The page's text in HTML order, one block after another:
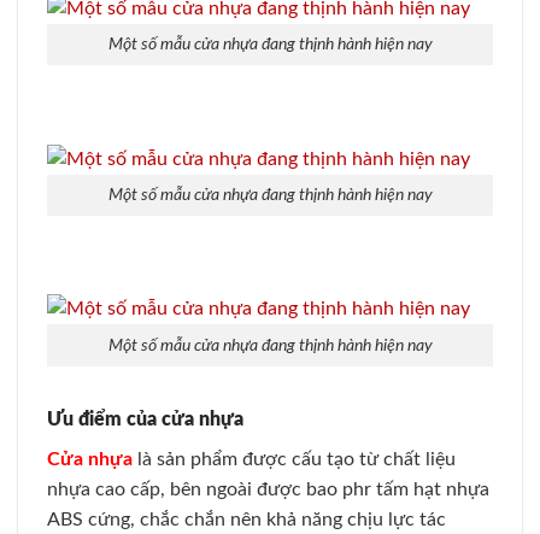
Một số mẫu cửa nhựa đang thịnh hành hiện nay
Một số mẫu cửa nhựa đang thịnh hành hiện nay
Một số mẫu cửa nhựa đang thịnh hành hiện nay
Ưu điểm của cửa nhựa
Cửa nhựa là sản phẩm được cấu tạo từ chất liệu
nhựa cao cấp, bên ngoài được bao phr tấm hạt nhựa
ABS cứng, chắc chắn nên khả năng chịu lực tác